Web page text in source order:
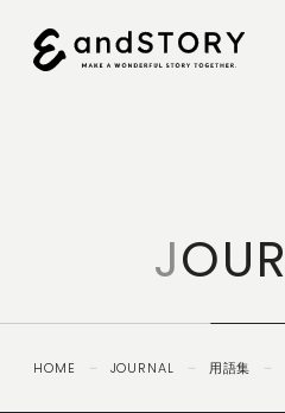
SERVICE
PLANNING
CREATIVE
IDENTITY
JOUR
HOME － JOURNAL － 用語集 －